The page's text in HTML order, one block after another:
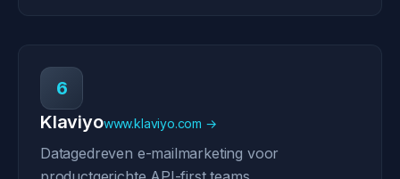
6
Klaviyowww.klaviyo.com →
Datagedreven e-mailmarketing voor